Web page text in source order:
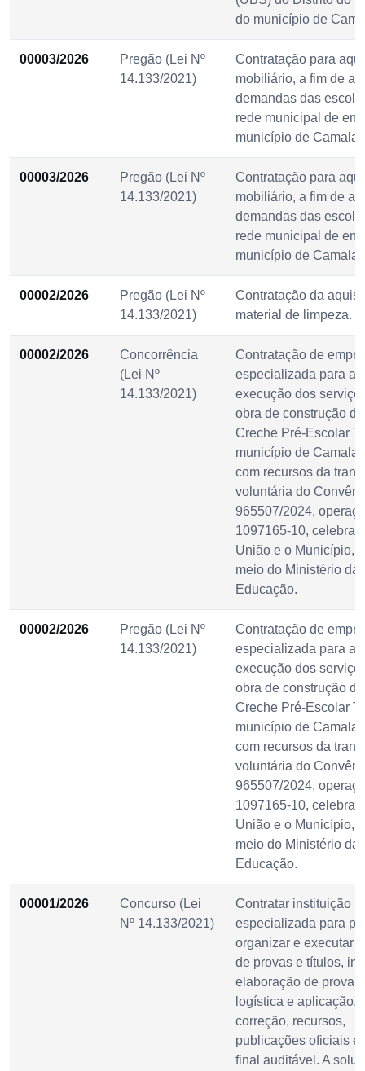
do município de
00003/2026
Pregão (Lei Nº
14.133/2021)
Contratação para
mobiliário, a fim de
demandas das
rede municipal de
município de
00003/2026
Pregão (Lei Nº
14.133/2021)
Contratação para
mobiliário, a fim de
demandas das
rede municipal de
município de
00002/2026
Pregão (Lei Nº
14.133/2021)
Contratação da
material de limpeza.
00002/2026
Concorrência
(Lei Nº
14.133/2021)
Contratação de
especializada para a
execução dos
obra de construção
Creche Pré-Escolar
município de
com recursos da
voluntária do
965507/2024,
1097165-10,
União e o Município,
meio do Ministério da
Educação.
00002/2026
Pregão (Lei Nº
14.133/2021)
Contratação de
especializada para a
execução dos
obra de construção
Creche Pré-Escolar
município de
com recursos da
voluntária do
965507/2024,
1097165-10,
União e o Município,
meio do Ministério da
Educação.
00001/2026
Concurso (Lei
Nº 14.133/2021)
Contratar instituição
especializada para
organizar e executar
de provas e títulos,
elaboração de provas
logística e aplicação,
correção, recursos,
publicações oficiais e
final auditável. A